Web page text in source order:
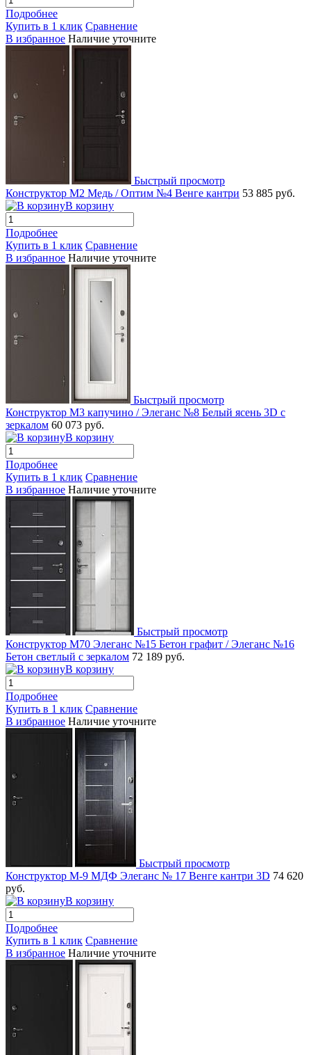
Подробнее
Купить в 1 клик Сравнение
В избранное Наличие уточните
Быстрый просмотр
Конструктор М2 Медь / Оптим №4 Венге кантри 53 885 руб.
В корзину
Подробнее
Купить в 1 клик Сравнение
В избранное Наличие уточните
Быстрый просмотр
Конструктор М3 капучино / Элеганс №8 Белый ясень 3D с
зеркалом 60 073 руб.
В корзину
Подробнее
Купить в 1 клик Сравнение
В избранное Наличие уточните
Быстрый просмотр
Конструктор М70 Элеганс №15 Бетон графит / Элеганс №16
Бетон светлый с зеркалом 72 189 руб.
В корзину
Подробнее
Купить в 1 клик Сравнение
В избранное Наличие уточните
Быстрый просмотр
Конструктор М-9 МДФ Элеганс № 17 Венге кантри 3D 74 620
руб.
В корзину
Подробнее
Купить в 1 клик Сравнение
В избранное Наличие уточните